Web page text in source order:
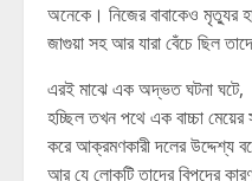
অনেকে। নিজের বাবাকেও মৃত্যুর
জাগুয়া সহ আর যারা বেঁচে ছিল
এরই মাঝে এক অদ্ভত ঘটনা ঘটে,
হচ্ছিল তখন পথে এক বাচ্চা মেয়ের
করে আক্রমণকারী দলের উদ্দেশ্য
আর যে লোকটি তাদের বিপদের